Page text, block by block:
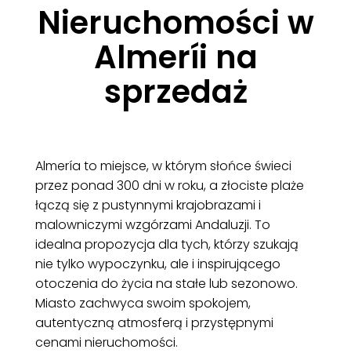
Nieruchomości w
Almeríi na
sprzedaż
Almería to miejsce, w którym słońce świeci
przez ponad 300 dni w roku, a złociste plaże
łączą się z pustynnymi krajobrazami i
malowniczymi wzgórzami Andaluzji. To
idealna propozycja dla tych, którzy szukają
nie tylko wypoczynku, ale i inspirującego
otoczenia do życia na stałe lub sezonowo.
Miasto zachwyca swoim spokojem,
autentyczną atmosferą i przystępnymi
cenami nieruchomości.